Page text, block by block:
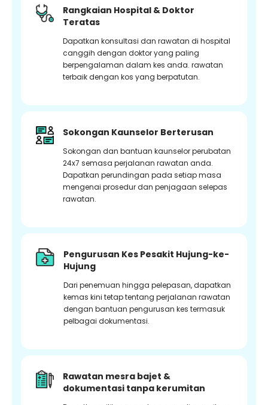
Rangkaian Hospital & Doktor
Teratas
Dapatkan konsultasi dan rawatan di hospital
canggih dengan doktor yang paling
berpengalaman dalam kes anda. rawatan
terbaik dengan kos yang berpatutan.
Sokongan Kaunselor Berterusan
Sokongan dan bantuan kaunselor perubatan
24x7 semasa perjalanan rawatan anda.
Dapatkan perundingan pada setiap masa
mengenai prosedur dan penjagaan selepas
rawatan.
Pengurusan Kes Pesakit Hujung-ke-
Hujung
Dari penemuan hingga pelepasan, dapatkan
kemas kini tetap tentang perjalanan rawatan
dengan bantuan pengurusan kes termasuk
pelbagai dokumentasi.
Rawatan mesra bajet &
dokumentasi tanpa kerumitan